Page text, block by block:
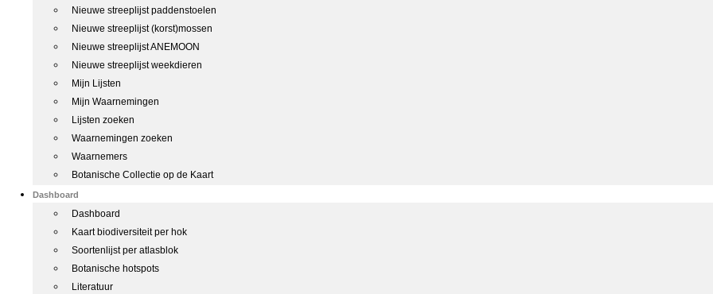
Nieuwe streeplijst paddenstoelen
Nieuwe streeplijst (korst)mossen
Nieuwe streeplijst ANEMOON
Nieuwe streeplijst weekdieren
Mijn Lijsten
Mijn Waarnemingen
Lijsten zoeken
Waarnemingen zoeken
Waarnemers
Botanische Collectie op de Kaart
Dashboard
Dashboard
Kaart biodiversiteit per hok
Soortenlijst per atlasblok
Botanische hotspots
Literatuur